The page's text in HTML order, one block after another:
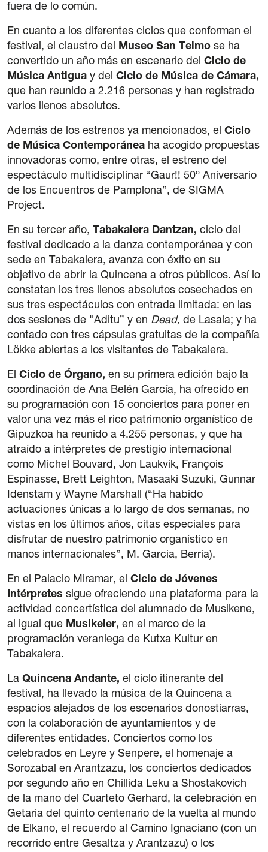
fuera de lo común.
En cuanto a los diferentes ciclos que conforman el
festival, el claustro del Museo San Telmo se ha
convertido un año más en escenario del Ciclo de
Música Antigua y del Ciclo de Música de Cámara,
que han reunido a 2.216 personas y han registrado
varios llenos absolutos.
Además de los estrenos ya mencionados, el Ciclo
de Música Contemporánea ha acogido propuestas
innovadoras como, entre otras, el estreno del
espectáculo multidisciplinar “Gaur!! 50º Aniversario
de los Encuentros de Pamplona”, de SIGMA
Project.
En su tercer año, Tabakalera Dantzan, ciclo del
festival dedicado a la danza contemporánea y con
sede en Tabakalera, avanza con éxito en su
objetivo de abrir la Quincena a otros públicos. Así lo
constatan los tres llenos absolutos cosechados en
sus tres espectáculos con entrada limitada: en las
dos sesiones de "Aditu” y en Dead, de Lasala; y ha
contado con tres cápsulas gratuitas de la compañía
Lökke abiertas a los visitantes de Tabakalera.
El Ciclo de Órgano, en su primera edición bajo la
coordinación de Ana Belén García, ha ofrecido en
su programación con 15 conciertos para poner en
valor una vez más el rico patrimonio organístico de
Gipuzkoa ha reunido a 4.255 personas, y que ha
atraído a intérpretes de prestigio internacional
como Michel Bouvard, Jon Laukvik, François
Espinasse, Brett Leighton, Masaaki Suzuki, Gunnar
Idenstam y Wayne Marshall (“Ha habido
actuaciones únicas a lo largo de dos semanas, no
vistas en los últimos años, citas especiales para
disfrutar de nuestro patrimonio organístico en
manos internacionales”, M. Garcia, Berria).
En el Palacio Miramar, el Ciclo de Jóvenes
Intérpretes sigue ofreciendo una plataforma para la
actividad concertística del alumnado de Musikene,
al igual que Musikeler, en el marco de la
programación veraniega de Kutxa Kultur en
Tabakalera.
La Quincena Andante, el ciclo itinerante del
festival, ha llevado la música de la Quincena a
espacios alejados de los escenarios donostiarras,
con la colaboración de ayuntamientos y de
diferentes entidades. Conciertos como los
celebrados en Leyre y Senpere, el homenaje a
Sorozabal en Arantzazu, los conciertos dedicados
por segundo año en Chillida Leku a Shostakovich
de la mano del Cuarteto Gerhard, la celebración en
Getaria del quinto centenario de la vuelta al mundo
de Elkano, el recuerdo al Camino Ignaciano (con un
recorrido entre Gesaltza y Arantzazu) o los